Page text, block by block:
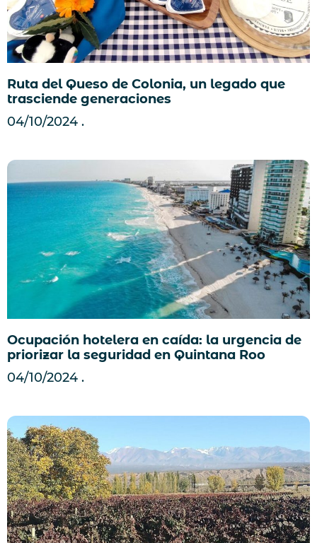
Ruta del Queso de Colonia, un legado que
trasciende generaciones
04/10/2024
Ocupación hotelera en caída: la urgencia de
priorizar la seguridad en Quintana Roo
04/10/2024